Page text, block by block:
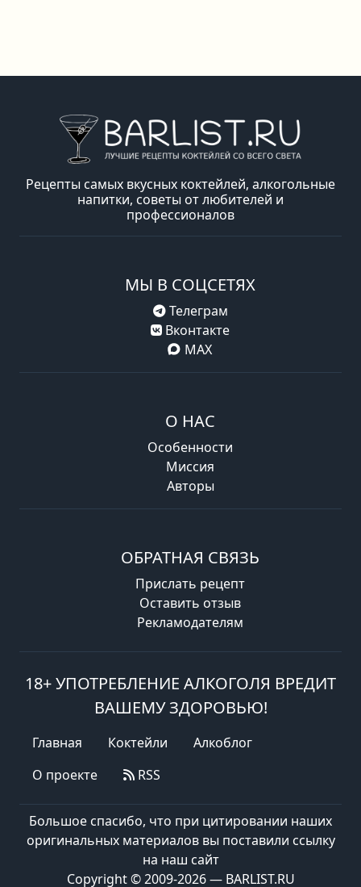
Рецепты самых вкусных коктейлей, алкогольные
напитки, советы от любителей и
профессионалов
МЫ В СОЦСЕТЯХ
Телеграм
Вконтакте
MAX
О НАС
Особенности
Миссия
Авторы
ОБРАТНАЯ СВЯЗЬ
Прислать рецепт
Оставить отзыв
Рекламодателям
18+ УПОТРЕБЛЕНИЕ АЛКОГОЛЯ ВРЕДИТ
ВАШЕМУ ЗДОРОВЬЮ!
Главная Коктейли
Алкоблог
О проекте
RSS
Большое спасибо, что при цитировании наших
оригинальных материалов вы поставили ссылку
на наш сайт
Copyright © 2009-2026 — BARLIST.RU